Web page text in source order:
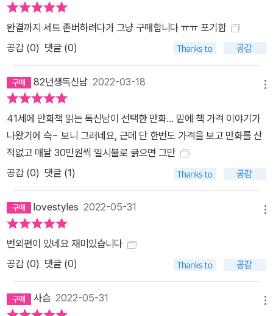
완결까지 세트 존버하려다가 그냥 구매합니다 ㅠㅠ 포기함
공감 (0) 댓글 (0)
82년생독신남 2022-03-18
41세에 만화책 읽는 독신남이 선택한 만화... 밑에 책 가격 이야기가
나왔기에 슥~ 보니 그러네요, 근데 단 한번도 가격을 보고 만화를 산
적없고 매달 30만원씩 일시불로 긁으면 그만
공감 (0) 댓글 (1)
lovestyles 2022-05-31
번외편이 있네요 재미있습니다
공감 (0) 댓글 (0)
사슴 2022-05-31